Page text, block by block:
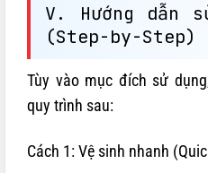
V. Hướng dẫn
(Step-by-Step)
Tùy vào mục đích sử
quy trình sau:
Cách 1: Vệ sinh nhanh